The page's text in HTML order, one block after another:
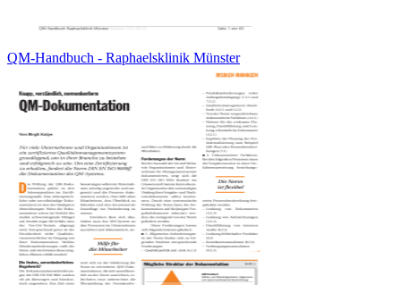
QM-Handbuch - Raphaelsklinik Münster